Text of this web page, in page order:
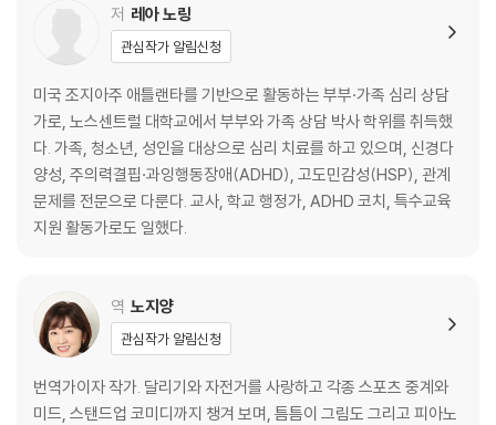
준비가 될 때까지 기다려라
CHAPTER 3 ― 남보다 예민한 나, 학교에서 괜찮을까?
교사들이 호의적이지 않을 때
도울 수 있는 부분과 도울 수 없는 부분
공식적인 제도가 있을까?
학교에서의 여러 인간관계, 문제 없을까?
한 걸음 물러서거나 나서서 말하기
어떻게 이야기를 시작할까?
부탁하기 vs 불평하기
관대함과 고마운 마음 갖기
갈등보다는 평화가 좋다
저 레아 노링
관심작가 알림신청
미국 조지아주 애틀랜타를 기반으로 활동하는 부부·가족 심리 상담
가로, 노스센트럴 대학교에서 부부와 가족 상담 박사 학위를 취득했
다. 가족, 청소년, 성인을 대상으로 심리 치료를 하고 있으며, 신경다
양성, 주의력결핍·과잉행동장애(ADHD), 고도민감성(HSP), 관계
문제를 전문으로 다룬다. 교사, 학교 행정가, ADHD 코치, 특수교육
지원 활동가로도 일했다.
역 노지양
관심작가 알림신청
번역가이자 작가. 달리기와 자전거를 사랑하고 각종 스포츠 중계와
미드, 스탠드업 코미디까지 챙겨 보며, 틈틈이 그림도 그리고 피아노